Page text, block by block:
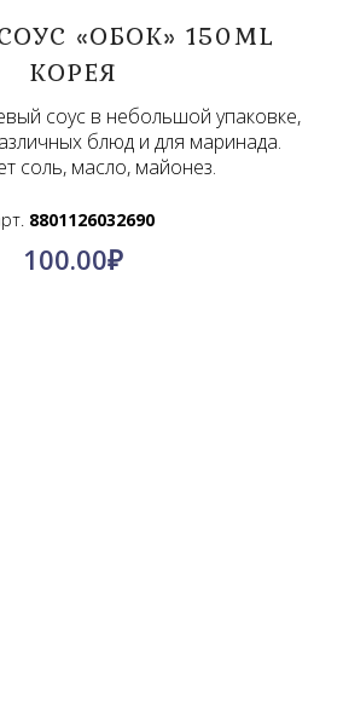
«ОБОК» 150ML
КОРЕЯ
соус в небольшой упаковке,
блюд и для маринада.
соль, масло, майонез.
8801126032690
100.00₽